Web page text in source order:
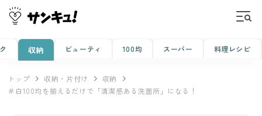
収納 ビューティ 100均 スーパー 料理レシピ
トップ 収納・片付け
収納
＃白100均を揃えるだけで「清潔感ある洗面所」になる！